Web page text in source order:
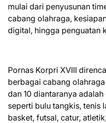
mulai dari penyusunan
cabang olahraga,
digital, hingga penguatan
Pornas Korpri XVIII
berbagai cabang
dan 10 diantaranya
seperti bulu tangkis, tenis
basket, futsal, catur,